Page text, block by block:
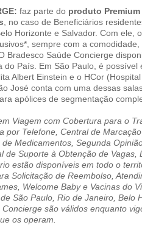
faz parte do produto Premium
, no caso de Beneficiários
Horizonte e Salvador. Com ele,
sempre com a
Bradesco Saúde Concierge
do País. Em São Paulo, é possível
Albert Einstein e o HCor
José conta com uma dessas
apólices de segmentação
Viagem com Cobertura para o
por Telefone, Central de
Medicamentos, Segunda
de Suporte à Obtenção de Vagas,
estão disponíveis em todo o
Solicitação de Reembolso,
Welcome Baby e Vacinas do
São Paulo, Rio de Janeiro, Belo
são válidos enquanto
os operam.